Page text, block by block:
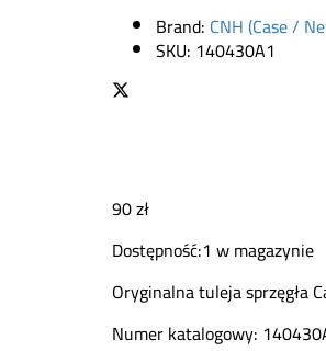
Brand: CNH (Case /
SKU: 140430A1
90zł
Dostępność:1 w magazynie
Oryginalna tuleja sprzęgła
Numer katalogowy: